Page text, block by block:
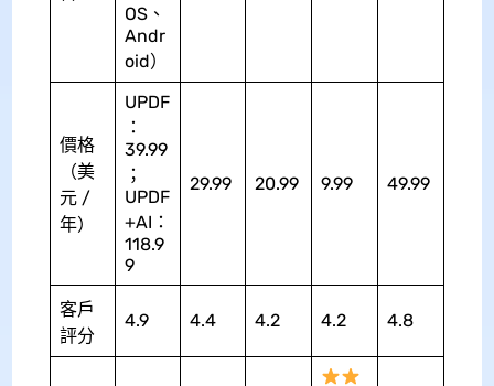
OS、
Andr
oid）
價格
（美
元 /
年）
UPDF
：
39.99
；
UPDF
+AI：
118.9
9
29.99 20.99 9.99 49.99
客戶
評分
4.9 4.4 4.2 4.2 4.8